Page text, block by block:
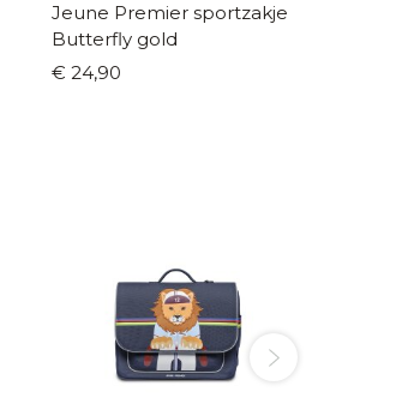
Jeune Premier sportzakje
Butterfly gold
€ 24,90